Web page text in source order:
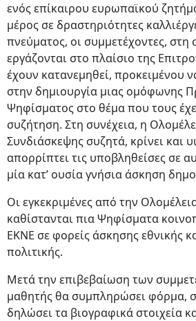
ενός επίκαιρου ευρωπαϊκού
μέρος σε δραστηριότητες
πνεύματος, οι συμμετέχοντες, στη
εργάζονται στο πλαίσιο της
έχουν κατανεμηθεί, προκειμένου
στην δημιουργία μιας ομόφωνης
Ψηφίσματος στο θέμα που τους
συζήτηση. Στη συνέχεια, η
Συνδιάσκεψης συζητά, κρίνει και
απορρίπτει τις υποβληθείσες σε
μία κατ’ ουσία γνήσια άσκηση
Οι εγκεκριμένες από την
καθίστανται πια Ψηφίσματα
ΕΚΝΕ σε φορείς άσκησης εθνικής
πολιτικής.
Μετά την επιβεβαίωση των
μαθητής θα συμπληρώσει φόρμα,
δηλώσει τα βιογραφικά στοιχεία